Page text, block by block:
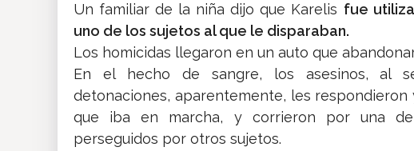
Un familiar de la niña dijo que Karelis fue
uno de los sujetos al que le disparaban.
Los homicidas llegaron en un auto que
En el hecho de sangre, los asesinos, al
detonaciones, aparentemente, les
que iba en marcha, y corrieron por una
perseguidos por otros sujetos.